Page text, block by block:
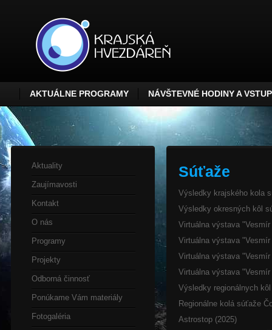
AKTUÁLNE PROGRAMY NÁVŠTEVNÉ HODINY A
Aktuality
Zaujímavosti
Kontakt
O nás
Programy
Projekty
Odborná činnosť
Ponúkame Vám materiály
Fotogaléria
Súťaže
Výsledky krajského kola
Výsledky okresných kôl
Virtuálna výstava
Virtuálna výstava
Virtuálna výstava
Virtuálna výstava
Výsledky regionálnych
Regionálne kolá súťaže
Astrostop (2025)